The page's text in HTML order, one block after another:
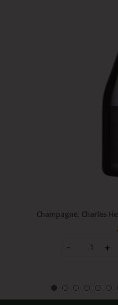
Champagne, Charles